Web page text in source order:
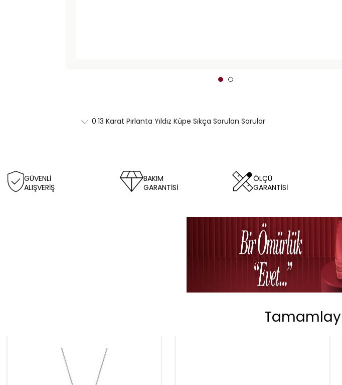
0.13 Karat Pırlanta Yıldız Küpe Sıkça Sorulan Sorular
GÜVENLİ
ALIŞVERİŞ
BAKIM
GARANTİSİ
ÖLÇÜ
GARANTİSİ